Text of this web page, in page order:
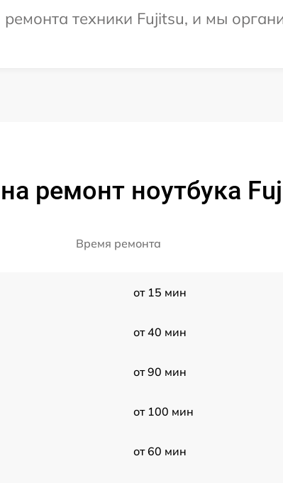
техники Fujitsu, и мы
ремонт ноутбука
Время ремонта
от 15 мин
от 40 мин
от 90 мин
от 100 мин
от 60 мин